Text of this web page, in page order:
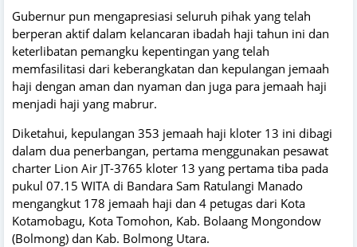
Gubernur pun mengapresiasi seluruh pihak yang telah
berperan aktif dalam kelancaran ibadah haji tahun ini dan
keterlibatan pemangku kepentingan yang telah
memfasilitasi dari keberangkatan dan kepulangan jemaah
haji dengan aman dan nyaman dan juga para jemaah haji
menjadi haji yang mabrur.
Diketahui, kepulangan 353 jemaah haji kloter 13 ini dibagi
dalam dua penerbangan, pertama menggunakan pesawat
charter Lion Air JT-3765 kloter 13 yang pertama tiba pada
pukul 07.15 WITA di Bandara Sam Ratulangi Manado
mengangkut 178 jemaah haji dan 4 petugas dari Kota
Kotamobagu, Kota Tomohon, Kab. Bolaang Mongondow
(Bolmong) dan Kab. Bolmong Utara.